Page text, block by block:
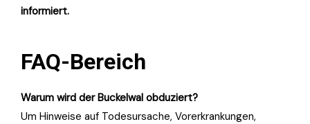
informiert.
FAQ-Bereich
Warum wird der Buckelwal obduziert?
Um Hinweise auf Todesursache, Vorerkrankungen,